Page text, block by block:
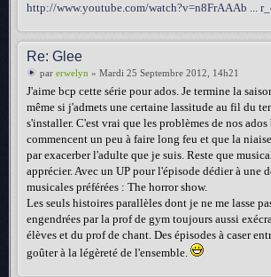
http://www.youtube.com/watch?v=n8FrAAAb ...
Re: Glee
par erwelyn » Mardi 25 Septembre 2012, 14h21
J'aime bcp cette série pour ados. Je termine la
même si j'admets une certaine lassitude au fil du
s'installer. C'est vrai que les problèmes de nos
commencent un peu à faire long feu et que la
par exacerber l'adulte que je suis. Reste que
apprécier. Avec un UP pour l'épisode dédier à une
musicales préférées : The horror show.
Les seuls histoires parallèles dont je ne me lasse
engendrées par la prof de gym toujours aussi
élèves et du prof de chant. Des épisodes à caser
goûter à la légèreté de l'ensemble.